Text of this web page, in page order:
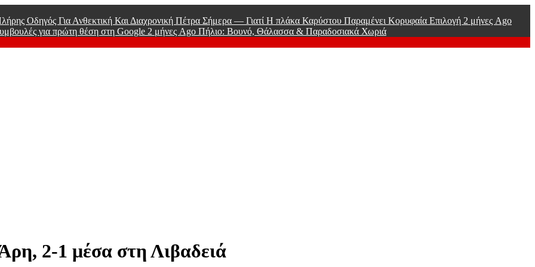
Οδηγός Για Ανθεκτική Και Διαχρονική Πέτρα Σήμερα — Γιατί Η πλάκα Καρύστου Παραμένει Κορυφαία Επιλογή 2 μήνες Ago
για πρώτη θέση στη Google 2 μήνες Ago Πήλιο: Βουνό, Θάλασσα & Παραδοσιακά Χωριά
2-1 μέσα στη Λιβαδειά